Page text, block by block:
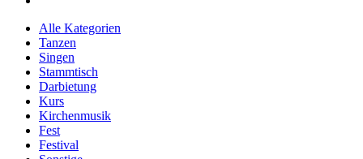
Alle Kategorien
Tanzen
Singen
Stammtisch
Darbietung
Kurs
Kirchenmusik
Fest
Festival